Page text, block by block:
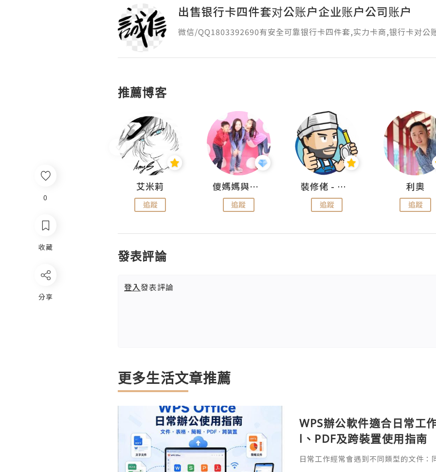
0
收藏
分享
出售银行卡四件套对公账户企业账户公司账户
微信/QQ1803392690有安全可靠银行卡四件套,实力卡商,银行卡对公
推薦博客
艾米莉
追蹤
儍媽媽與兩隻小魔怪之家
追蹤
裝修佬 - 香港一站式網上裝修平台
追蹤
利奧
追蹤
發表評論
登入發表評論
更多生活文章推薦
WPS辦公軟件適合日常工
l、PDF及跨裝置使用指南
日常工作經常會遇到不同類型的文件